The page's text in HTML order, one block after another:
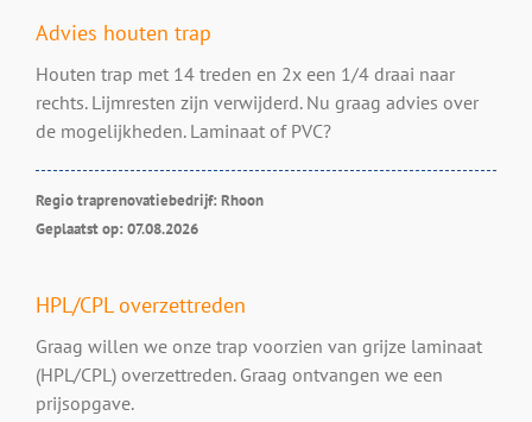
Advies houten trap
Houten trap met 14 treden en 2x een 1/4 draai naar
rechts. Lijmresten zijn verwijderd. Nu graag advies over
de mogelijkheden. Laminaat of PVC?
Regio traprenovatiebedrijf: Rhoon
Geplaatst op: 07.08.2026
HPL/CPL overzettreden
Graag willen we onze trap voorzien van grijze laminaat
(HPL/CPL) overzettreden. Graag ontvangen we een
prijsopgave.